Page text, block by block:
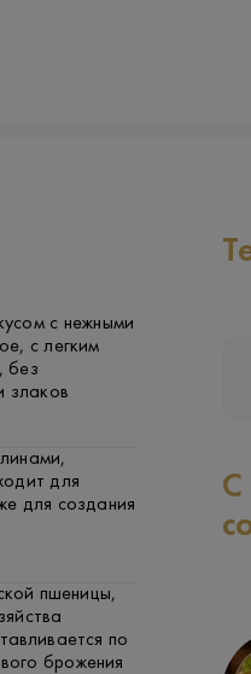
с нежными
с легким
без
злаков
для
для создания
пшеницы,
по
брожения
С